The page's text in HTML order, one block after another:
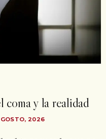
coma y la realidad
2026